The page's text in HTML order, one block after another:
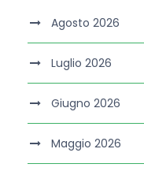
Agosto 2026
Luglio 2026
Giugno 2026
Maggio 2026